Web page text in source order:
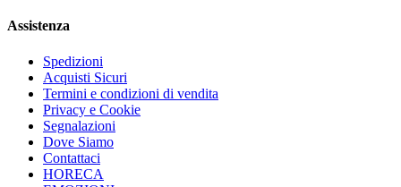
Assistenza
Spedizioni
Acquisti Sicuri
Termini e condizioni di vendita
Privacy e Cookie
Segnalazioni
Dove Siamo
Contattaci
HORECA